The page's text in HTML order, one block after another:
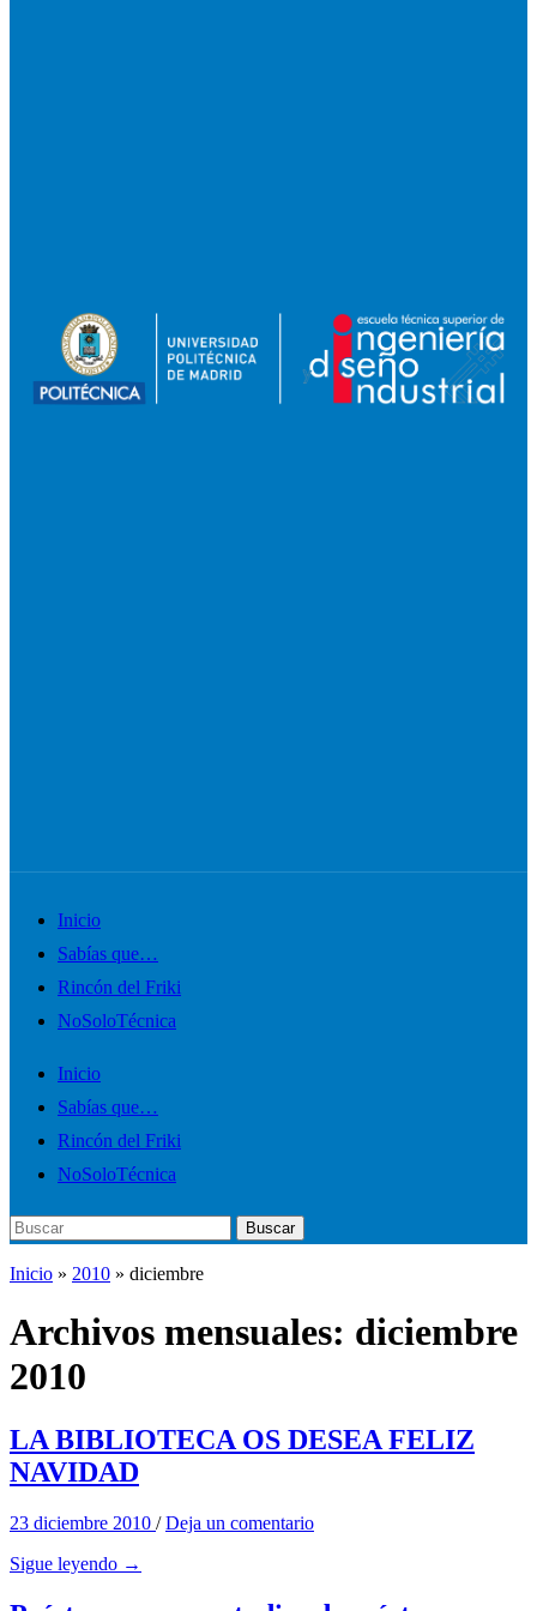
Alternar
menú
móvil
Inicio
Sabías que…
Rincón del Friki
NoSoloTécnica
Inicio
Sabías que…
Rincón del Friki
NoSoloTécnica
Buscar: Buscar
Inicio » 2010 » diciembre
Archivos mensuales: diciembre
2010
LA BIBLIOTECA OS DESEA FELIZ
NAVIDAD
23 diciembre 2010 /Deja un comentario
Sigue leyendo →